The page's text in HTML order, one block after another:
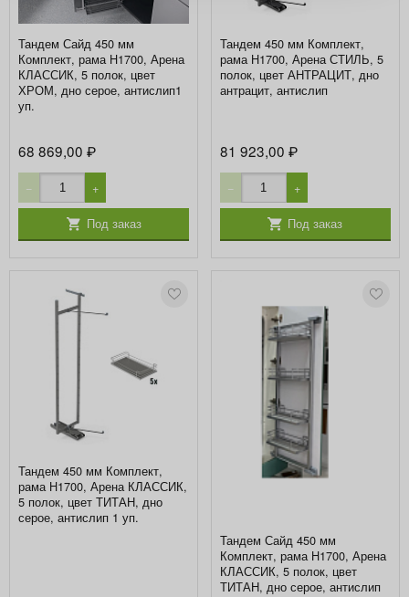
Тандем Сайд 450 мм
Комплект, рама H1700, Арена
КЛАССИК, 5 полок, цвет
ХРОМ, дно серое, антислип1
уп.
68 869,00₽
− +
Под заказ
Тандем 450 мм Комплект,
рама H1700, Арена СТИЛЬ, 5
полок, цвет АНТРАЦИТ, дно
антрацит, антислип
81 923,00 ₽
− +
Под заказ
Тандем 450 мм Комплект,
рама H1700, Арена КЛАССИК,
5 полок, цвет ТИТАН, дно
серое, антислип 1 уп.
Тандем Сайд 450 мм
Комплект, рама H1700, Арена
КЛАССИК, 5 полок, цвет
ТИТАН, дно серое, антислип